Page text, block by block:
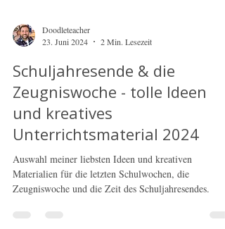
Doodleteacher
23. Juni 2024
2 Min. Lesezeit
Schuljahresende & die
Zeugniswoche - tolle Ideen
und kreatives
Unterrichtsmaterial 2024